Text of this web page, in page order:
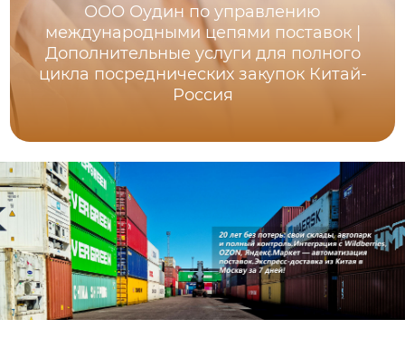
ООО Оудин по управлению
международными цепями поставок |
Дополнительные услуги для полного
цикла посреднических закупок Китай-
Россия